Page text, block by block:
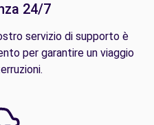
24/7
servizio di supporto è
per garantire un viaggio